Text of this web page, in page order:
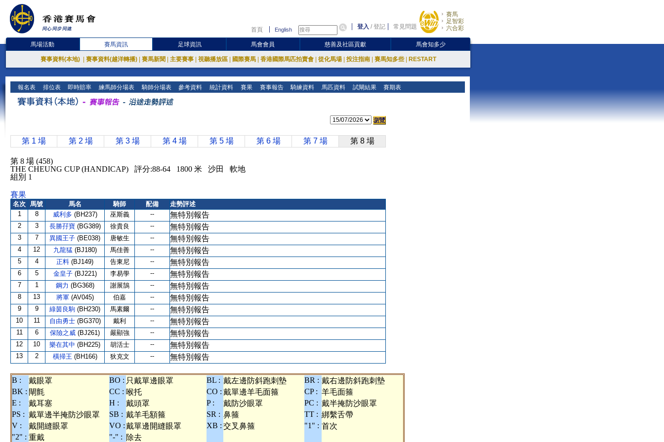
首頁 English 登入 /登記 常見問題
賽馬
足智彩
六合彩
馬場活動 賽馬資訊 足球資訊 馬會會員 慈善及社區貢獻 馬會知多少
賽事資料(本地) 賽事資料(越洋轉播) 賽馬新聞 主要賽事 視聽播放區 國際賽馬 香港國際馬匹拍賣會 從化馬場 投注指南 賽馬知多些 RESTART
報名表 排位表 即時賠率 練馬師分場表 騎師分場表 參考資料 統計資料 賽果 賽事報告 騎練資料 馬匹資料 試閘結果 賽期表
第 1 場 第 2 場 第 3 場 第 4 場 第 5 場 第 6 場 第 7 場 第 8 場
第 8 場 (458)
THE CHEUNG CUP (HANDICAP) 評分:88-64 1800 米 沙田 軟地
組別 1
賽果
名次 馬號 馬名 騎師 配備
走勢評述
1
8 威利多 (BH237) 巫斯義 -- 無特別報告
2 3 長勝孖寶 (BG389) 徐貴良 -- 無特別報告
3 7 異國王子 (BE038) 唐敏生 -- 無特別報告
4 12 九龍猛 (BJ180) 馬佳善 -- 無特別報告
5 4 正料 (BJ149) 告東尼 -- 無特別報告
6 5 金皇子 (BJ221) 李易學 -- 無特別報告
7 1 鋼力 (BG368) 謝展鵠 -- 無特別報告
8 13 將軍 (AV045) 伯嘉 -- 無特別報告
9 9 綠茵良駒 (BH230) 馬素爾 -- 無特別報告
10 11 自由勇士 (BG370) 戴利 -- 無特別報告
11 6 保險之威 (BJ261) 嚴顯強 -- 無特別報告
12 10 樂在其中 (BH225) 胡活士 -- 無特別報告
13 2 橫掃王 (BH166) 狄克文 -- 無特別報告
B : 戴眼罩 BO : 只戴單邊眼罩 BL : 戴左邊防斜跑刺墊 BR : 戴右邊防斜跑刺墊
BK : 閘氈 CC : 喉托 CO : 戴單邊羊毛面箍 CP : 羊毛面箍
E :
戴耳塞 H : 戴頭罩 P : 戴防沙眼罩 PC : 戴半掩防沙眼罩
PS : 戴單邊半掩防沙眼罩 SB : 戴羊毛額箍 SR : 鼻箍 TT : 綁繫舌帶
V :
戴開縫眼罩 VO :戴單邊開縫眼罩 XB : 交叉鼻箍 "1" : 首次
"2" : 重戴 "-" : 除去